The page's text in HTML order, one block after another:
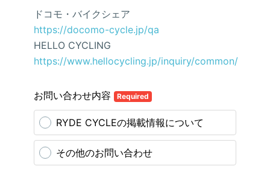
ドコモ・バイクシェア
https://docomo-cycle.jp/qa
HELLO CYCLING
https://www.hellocycling.jp/inquiry/common/
お問い合わせ内容 Required
RYDE CYCLEの掲載情報について
その他のお問い合わせ